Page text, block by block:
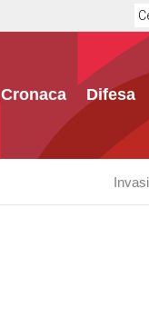
Cronaca Difesa